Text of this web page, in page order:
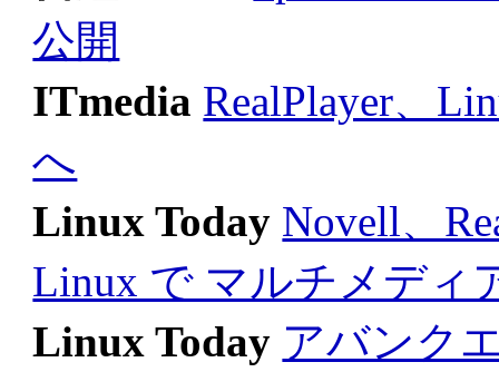
公開
ITmedia RealPlayer、
へ
Linux Today Novell、
Linux で マルチメディ
Linux Today アバンク